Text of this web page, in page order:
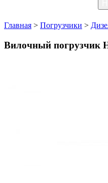
Главная > Погрузчики >
Вилочный погрузчик